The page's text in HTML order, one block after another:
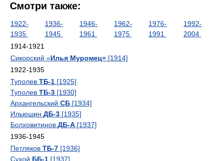
Смотри также:
1922-
1935
1936-
1945
1946-
1961
1962-
1975
1976-
1991
1992-
2004
1914-1921
Сикорский «Илья Муромец» [1914]
1922-1935
Туполев ТБ-1 [1925]
Туполев ТБ-3 [1930]
Архангельский СБ [1934]
Ильюшин ДБ-3 [1935]
Болховитинов ДБ-А [1937]
1936-1945
Петляков ТБ-7 [1936]
Сухой ББ-1 [1937]